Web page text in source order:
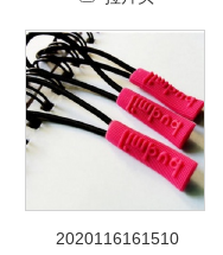
2020116161510